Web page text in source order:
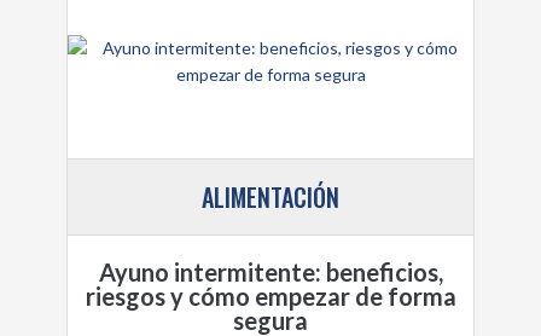
ALIMENTACIÓN
Ayuno intermitente: beneficios,
riesgos y cómo empezar de forma
segura